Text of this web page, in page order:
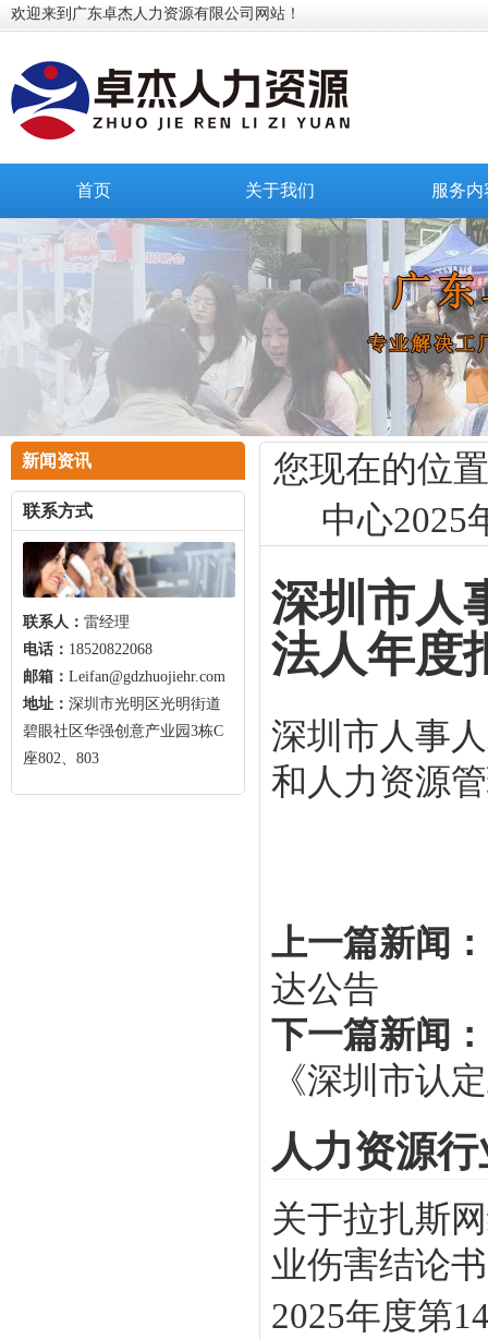
欢迎来到广东卓杰人力资源有限公司网站！
首页 关于我们 服务内
新闻资讯
联系方式
联系人： 雷经理
电话： 18520822068
邮箱： Leifan@gdzhuojiehr.com
地址： 深圳市光明区光明街道
碧眼社区华强创意产业园3栋C
座802、803
您现在的位
中心2025
深圳市人
法人年度
深圳市人事
和人力资源
上一篇新闻：
达公告
下一篇新闻：
《深圳市认
人力资源
关于拉扎斯
业伤害结论
2025年度第